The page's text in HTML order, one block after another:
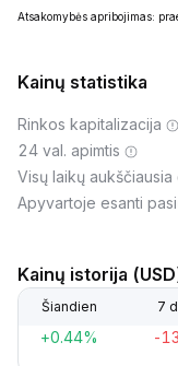
Atsakomybės apribojimas:
Kainų statistika
Rinkos kapitalizacija
24 val. apimtis
Visų laikų aukščiausia
Apyvartoje esanti
Kainų istorija
Šiandien 7
+0.44% -